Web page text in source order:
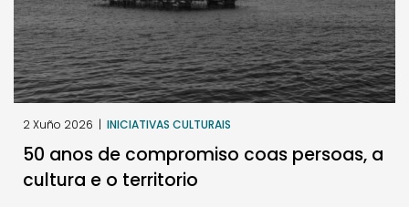
2 Xuño 2026 | INICIATIVAS CULTURAIS
50 anos de compromiso coas persoas, a
cultura e o territorio